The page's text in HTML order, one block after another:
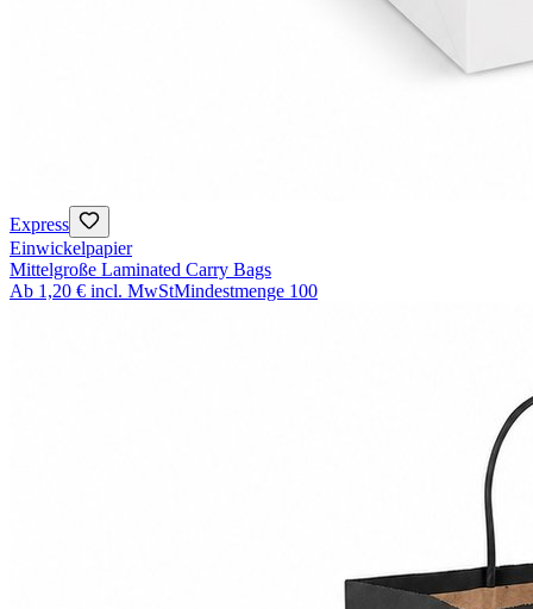
Express
Einwickelpapier
Mittelgroße Laminated Carry Bags
Ab 1,20 € incl. MwStMindestmenge 100